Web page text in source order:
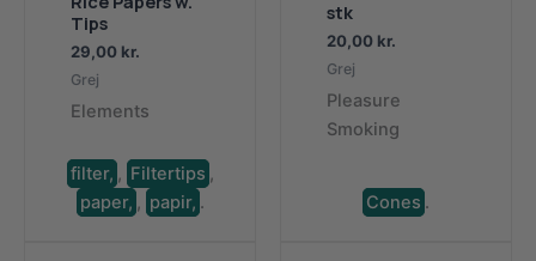
Tips
29,00 kr.
Grej
Elements
filter, , Filtertips ,
paper, , papir, .
stk
20,00 kr.
Grej
Pleasure
Smoking
Cones .